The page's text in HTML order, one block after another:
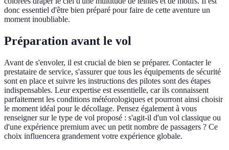
donc essentiel d'être bien préparé pour faire de cette aventure un
moment inoubliable.
Préparation avant le vol
Avant de s'envoler, il est crucial de bien se préparer. Contacter le
prestataire de service, s'assurer que tous les équipements de sécurité
sont en place et suivre les instructions des pilotes sont des étapes
indispensables. Leur expertise est essentielle, car ils connaissent
parfaitement les conditions météorologiques et pourront ainsi choisir
le moment idéal pour le décollage. Pensez également à vous
renseigner sur le type de vol proposé : s'agit-il d'un vol classique ou
d'une expérience premium avec un petit nombre de passagers ? Ce
choix influencera grandement votre expérience globale.